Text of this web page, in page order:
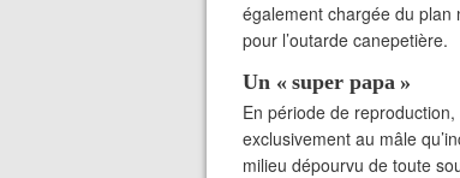
également chargée du plan
pour l’outarde canepetière.
Un « super papa »
En période de
exclusivement au mâle
milieu dépourvu de toute